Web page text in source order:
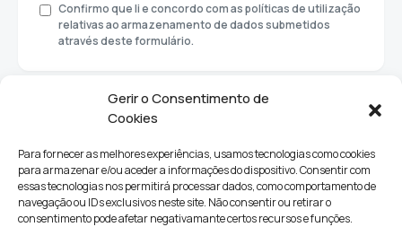
Gerir o Consentimento de
Cookies
Para fornecer as melhores experiências, usamos tecnologias como cookies
para armazenar e/ou aceder a informações do dispositivo. Consentir com
essas tecnologias nos permitirá processar dados, como comportamento de
navegação ou IDs exclusivos neste site. Não consentir ou retirar o
consentimento pode afetar negativamante certos recursos e funções.
Confirmo que li e concordo com as políticas de utilização
relativas ao armazenamento de dados submetidos
através deste formulário.